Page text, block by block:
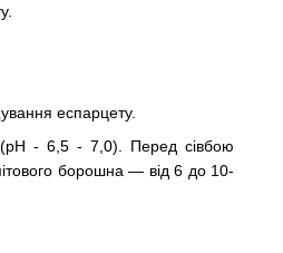
еспарцету.
(pH - 6,5 - 7,0). Перед сівбою
борошна — від 6 до 10-